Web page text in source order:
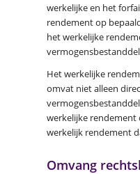
werkelijke en het
rendement op
het werkelijke
Het werkelijke
omvat niet alleen
werkelijke rendement
werkelijk rendement
Omvang